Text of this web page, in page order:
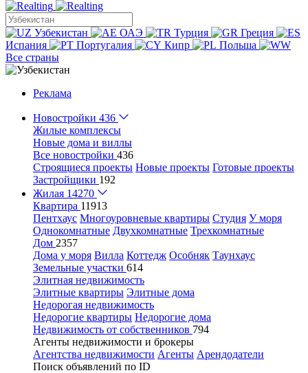
Узбекистан ОАЭ Турция
Греция
Испания
Португалия Кипр
Польша
Все страны
Реклама
Новостройки 436
Жилые комплексы
Новые дома и виллы
Все новостройки 436
Строящиеся проекты Новые проекты Готовые проекты
Застройщики 192
Жилая 14270
Квартира 11913
Пентхаус Многоуровневые квартиры Студия У моря
Однокомнатные Двухкомнатные Трехкомнатные
Дом 2357
Дома у моря Вилла Коттедж Особняк Таунхаус
Земельные участки 614
Элитная недвижимость
Элитные квартиры Элитные дома
Недорогая недвижимость
Недорогие квартиры Недорогие дома
Недвижимость от собственников 794
Агенты недвижимости и брокеры
Агентства недвижимости Агенты Арендодатели
Поиск объявлений по ID